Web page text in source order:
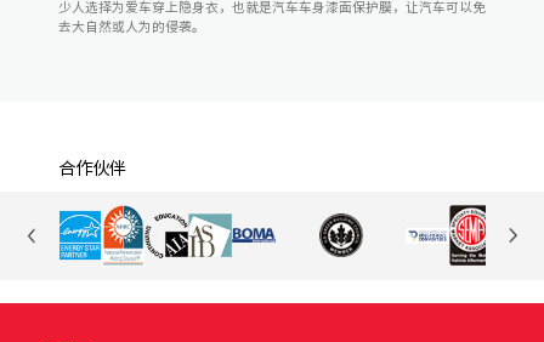
少人选择为爱车穿上隐身衣，也就是汽车车身漆面保护膜，让汽车可以免
去大自然或人为的侵袭。
合作伙伴